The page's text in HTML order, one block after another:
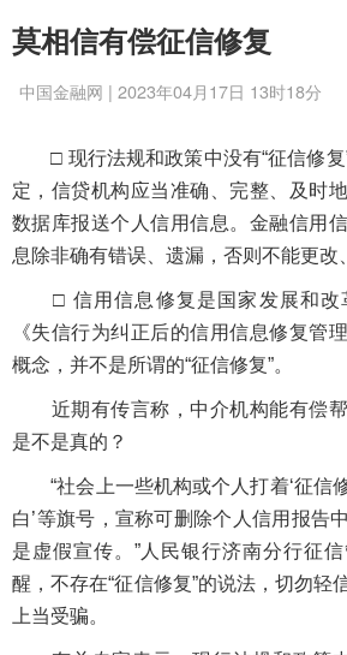
莫相信有偿征信修复
中国金融网 | 2023年04月17日 13时18分
□ 现行法规和政策中没有“征信修复
定，信贷机构应当准确、完整、及时
数据库报送个人信用信息。金融信用
息除非确有错误、遗漏，否则不能更改
□ 信用信息修复是国家发展和改
《失信行为纠正后的信用信息修复管
概念，并不是所谓的“征信修复”。
近期有传言称，中介机构能有偿帮
是不是真的？
“社会上一些机构或个人打着‘征信修
白’等旗号，宣称可删除个人信用报告
是虚假宣传。”人民银行济南分行征
醒，不存在“征信修复”的说法，切勿轻
上当受骗。